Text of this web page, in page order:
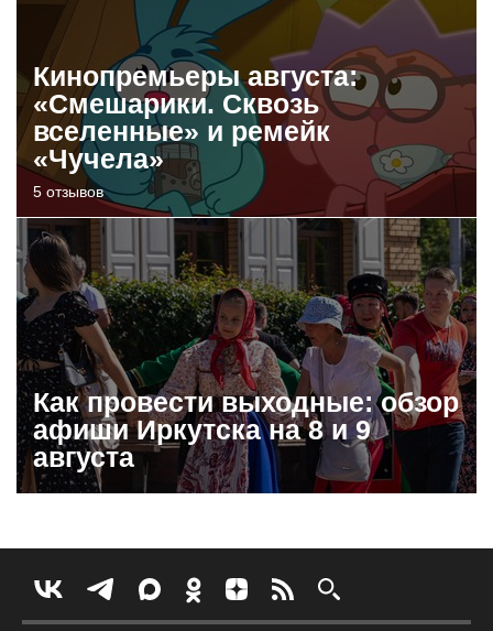
Кинопремьеры августа:
«Смешарики. Сквозь
вселенные» и ремейк
«Чучела»
5 отзывов
Как провести выходные: обзор
афиши Иркутска на 8 и 9
августа